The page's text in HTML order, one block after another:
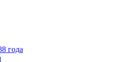
года